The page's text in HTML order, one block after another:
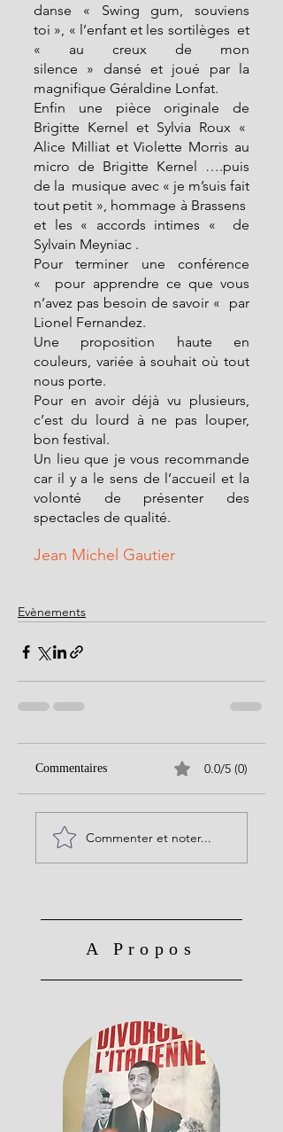
danse « Swing gum, souviens
toi », « l’enfant et les sortilèges  et
« au creux de mon
silence » dansé et joué par la
magnifique Géraldine Lonfat.
Enfin une pièce originale de
Brigitte Kernel et Sylvia Roux «
Alice Milliat et Violette Morris au
micro de Brigitte Kernel ….puis
de la  musique avec « je m’suis fait
tout petit », hommage à Brassens
et les « accords intimes «  de
Sylvain Meyniac .
Pour terminer une conférence
«  pour apprendre ce que vous
n’avez pas besoin de savoir «  par
Lionel Fernandez.
Une proposition haute en
couleurs, variée à souhait où tout
nous porte.
Pour en avoir déjà vu plusieurs,
c’est du lourd à ne pas louper,
bon festival.
Un lieu que je vous recommande
car il y a le sens de l’accueil et la
volonté de présenter des
spectacles de qualité.
Jean Michel Gautier
Evènements
Commentaires 0.0/5 (0)
Commenter et noter...
A Propos